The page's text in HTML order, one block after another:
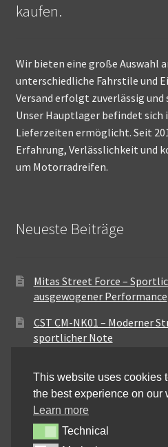
kaufen.
Wir bieten eine große Auswahl
unterschiedliche Fahrstile und
Versand erfolgt zuverlässig
Unser Hauptlager befindet sich
Lieferzeiten ermöglicht. Seit
Erfahrung, Verlässlichkeit und
um Motorradreifen.
Neueste Beiträge
Mitas Street Force –
ausgewogener Performance
CST CM-NK01 – Moderner
sportlicher Note
Maxxis MA-ST3 –
für vielseitige Einsätze
Pirelli City Demon –
Alltag
This website uses cookies
the best experience on our
Learn more
TechnicalTechnical